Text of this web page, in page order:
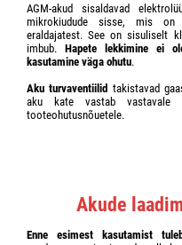
AGM-akud sisaldavad
mikrokiudude sisse, mis on
eraldajatest. See on sisuliselt
imbub. Hapete lekkimine ei
kasutamine väga ohutu.
Aku turvaventiilid takistavad
aku kate vastab vastavale
tooteohutusnõuetele.
Akude
Enne esimest kasutamist